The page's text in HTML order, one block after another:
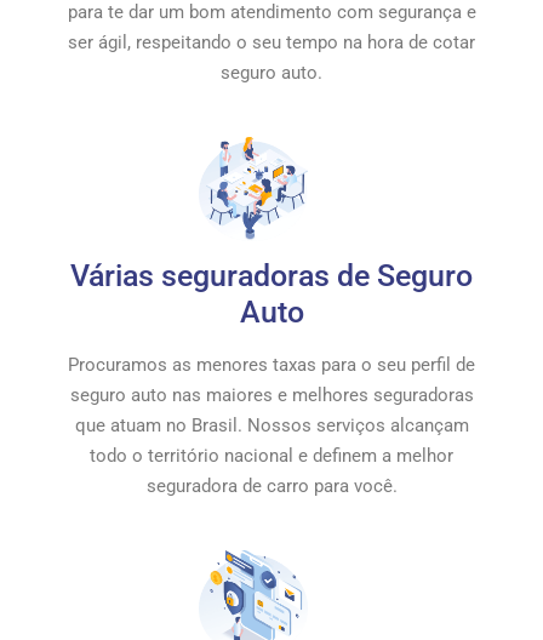
para te dar um bom atendimento com segurança e
ser ágil, respeitando o seu tempo na hora de cotar
seguro auto.
Várias seguradoras de Seguro
Auto
Procuramos as menores taxas para o seu perfil de
seguro auto nas maiores e melhores seguradoras
que atuam no Brasil. Nossos serviços alcançam
todo o território nacional e definem a melhor
seguradora de carro para você.